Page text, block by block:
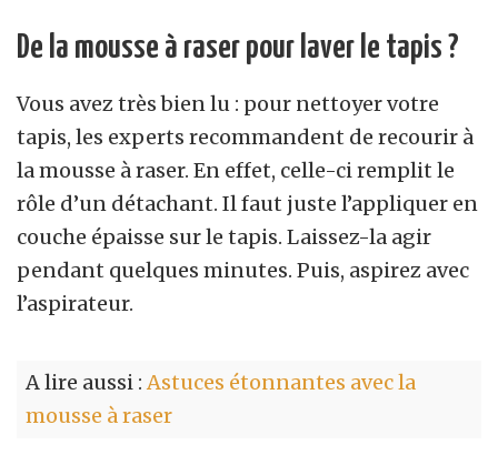
De la mousse à raser pour laver le tapis ?
Vous avez très bien lu : pour nettoyer votre
tapis, les experts recommandent de recourir à
la mousse à raser. En effet, celle-ci remplit le
rôle d’un détachant. Il faut juste l’appliquer en
couche épaisse sur le tapis. Laissez-la agir
pendant quelques minutes. Puis, aspirez avec
l’aspirateur.
A lire aussi : Astuces étonnantes avec la
mousse à raser